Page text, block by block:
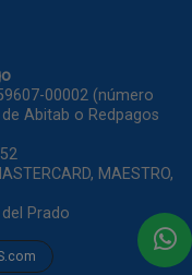
00002 (número
Abitab o Redpagos
MAESTRO,
Prado